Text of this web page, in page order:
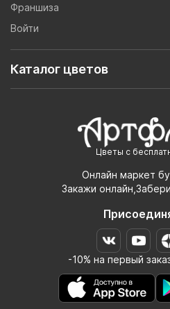
Цветы с
Онлайн маркет
Закажи
-10% на первый
Франшиза
Войти
Каталог цветов